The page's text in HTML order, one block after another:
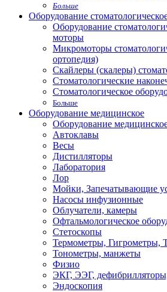
Больше
Оборудование
Оборудование
моторы
Микромоторы
ортопедия)
Скайлеры (скалеры)
Стоматологические
Стоматологическое
Больше
Оборудование медицинское
Оборудование
Автоклавы
Весы
Дистилляторы
Лаборатория
Лор
Мойки, Запечатывающие
Насосы инфузионные
Облучатели, камеры
Офтальмологическое
Стетоскопы
Термометры, Гигрометры,
Тонометры, манжеты
Физио
ЭКГ, ЭЭГ,
Эндоскопия